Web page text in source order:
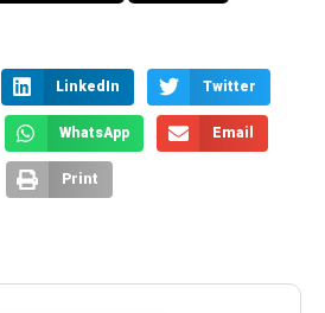
LinkedIn Twitter
WhatsApp Email
Print